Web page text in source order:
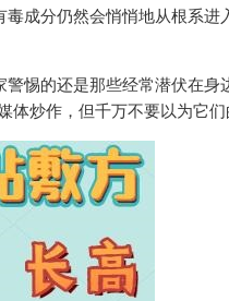
成分仍然会悄悄地从根系进
惕的还是那些经常潜伏在身
体炒作，但千万不要以为它们